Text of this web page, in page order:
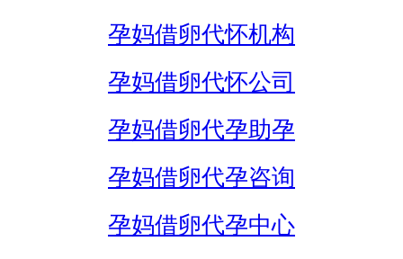
孕妈借卵代怀机构
孕妈借卵代怀公司
孕妈借卵代孕助孕
孕妈借卵代孕咨询
孕妈借卵代孕中心